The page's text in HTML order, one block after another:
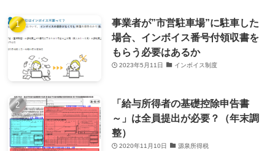
事業者が”市営駐車場”に駐車した
場合、インボイス番号付領収書を
もらう必要はあるか
2023年5月11日 インボイス制度
「給与所得者の基礎控除申告書
～」は全員提出が必要？（年末調
整）
2020年11月10日 源泉所得税